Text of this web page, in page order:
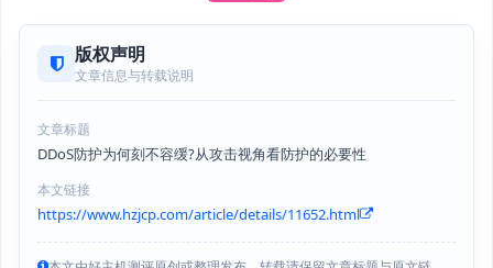
版权声明
文章信息与转载说明
文章标题
DDoS防护为何刻不容缓?从攻击视角看防护的必要性
本文链接
https://www.hzjcp.com/article/details/11652.html